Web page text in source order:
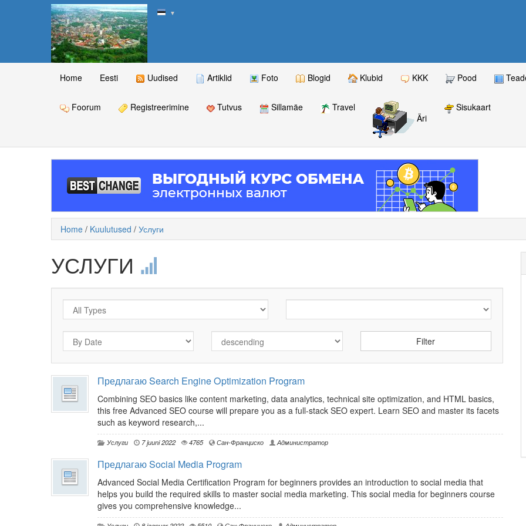
▼
Home Eesti Uudised Artiklid Foto Blogid Klubid KKK Pood
Foorum Registreerimine Tutvus Sillamäe
Travel
Äri
Sisukaart
Home / Kuulutused / Услуги
УСЛУГИ
Предлагаю Search Engine Optimization Program
Combining SEO basics like content marketing, data analytics, technical site optimization, and HTML basics,
this free Advanced SEO course will prepare you as a full-stack SEO expert. Learn SEO and master its facets
such as keyword research,...
Услуги 7 juuni 2022 4765 Сан-Франциско Администратор
Предлагаю Social Media Program
Advanced Social Media Certification Program for beginners provides an introduction to social media that
helps you build the required skills to master social media marketing. This social media for beginners course
gives you comprehensive knowledge...